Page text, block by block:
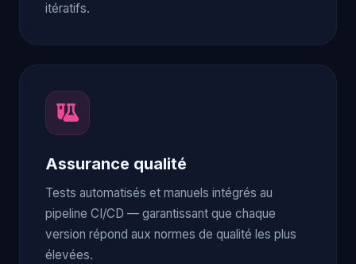
itératifs.
Assurance qualité
Tests automatisés et manuels intégrés au
pipeline CI/CD — garantissant que chaque
version répond aux normes de qualité les plus
élevées.